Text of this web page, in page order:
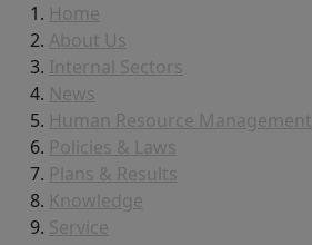
Home
About Us
Internal Sectors
News
Human Resource Management
Policies & Laws
Plans & Results
Knowledge
Service